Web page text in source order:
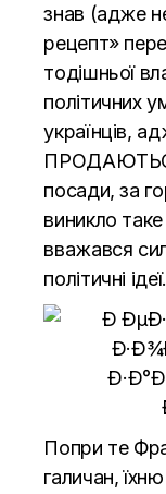
знав (адже
рецепт»
тодішньої
політичних
українців,
посади, за
виникло
вважався
політичні
Попри те
галичан,